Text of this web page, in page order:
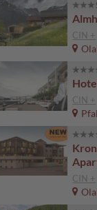
CIN +
CIN +
CIN +